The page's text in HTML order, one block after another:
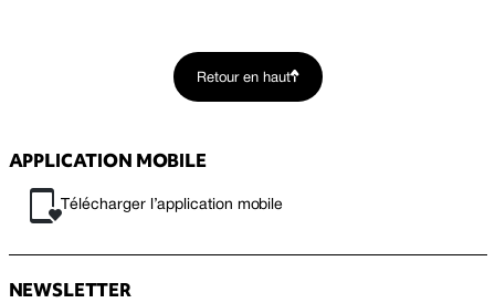
Retour en haut
APPLICATION MOBILE
Télécharger l’application mobile
NEWSLETTER